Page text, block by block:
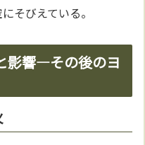
そびえている。
影響—その後のヨ